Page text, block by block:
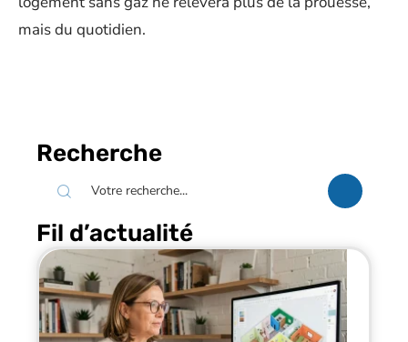
mais du quotidien.
Recherche
Fil d’actualité